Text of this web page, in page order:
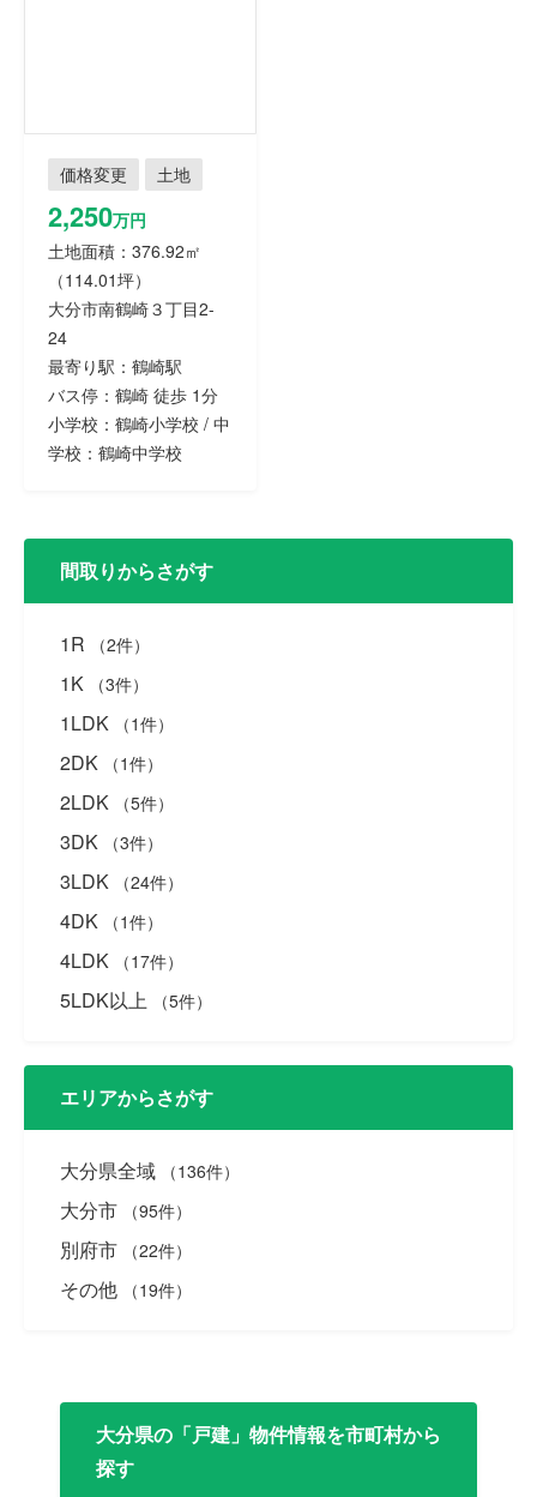
価格変更 土地
2,250万円
土地面積：376.92㎡
（114.01坪）
大分市南鶴崎３丁目2-
24
最寄り駅：鶴崎駅
バス停：鶴崎 徒歩 1分
小学校：鶴崎小学校 / 中
学校：鶴崎中学校
間取りからさがす
1R （2件）
1K （3件）
1LDK （1件）
2DK （1件）
2LDK （5件）
3DK （3件）
3LDK （24件）
4DK （1件）
4LDK （17件）
5LDK以上 （5件）
エリアからさがす
大分県全域 （136件）
大分市 （95件）
別府市 （22件）
その他 （19件）
大分県の「戸建」物件情報を市町村から
探す